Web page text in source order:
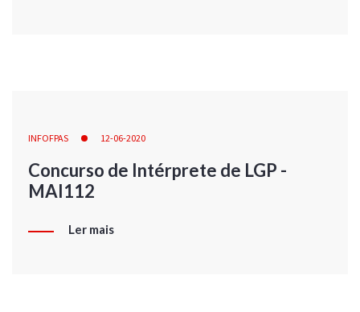
INFOFPAS 12-06-2020
Concurso de Intérprete de LGP -
MAI112
Ler mais